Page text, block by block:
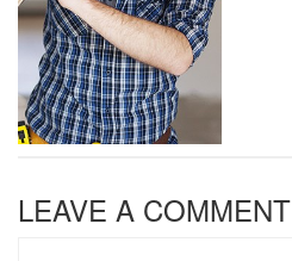
LEAVE A COMMENT